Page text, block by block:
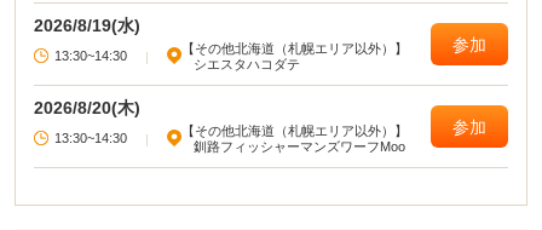
2026/8/19(水)
13:30~14:30 |
【その他北海道（札幌エリア以外）】
シエスタハコダテ
参加
2026/8/20(木)
13:30~14:30 |
【その他北海道（札幌エリア以外）】
釧路フィッシャーマンズワーフMoo
参加